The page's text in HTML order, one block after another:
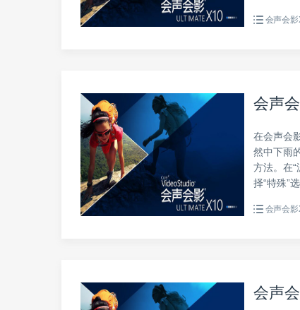
会声会
会声
在会声会
然中下雨
方法。在
择“特殊”
会声会
会声